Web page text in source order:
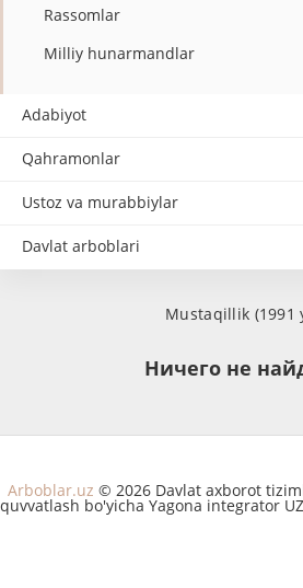
Rassomlar
Milliy hunarmandlar
Adabiyot
Qahramonlar
Ustoz va murabbiylar
Davlat arboblari
Mustaqillik (1991
Ничего не
Arboblar.uz © 2026 Davlat axborot
quvvatlash bo'yicha Yagona integrator